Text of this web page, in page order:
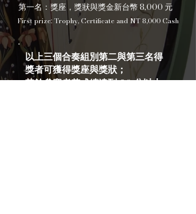
第一名：獎座，獎狀與獎金新台幣 8,000 元
First prize: Trophy, Certificate and NT 8,000 Cash
以上三個合奏組別第二與第三名得
獎者可獲得獎座與獎狀；
其餘參賽者若成績達到80分以上，